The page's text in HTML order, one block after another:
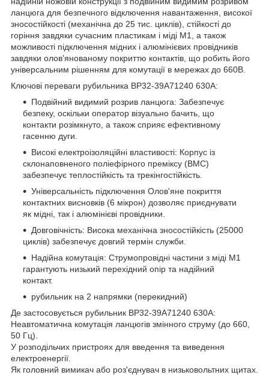
ланцюга для безпечного відключення навантаження, високої
зносостійкості (механічна до 25 тис. циклів), стійкості до
горіння завдяки сучасним пластикам і міді М1, а також
можливості підключення мідних і алюмінієвих провідників
завдяки олов'янованому покриттю контактів, що робить його
універсальним рішенням для комутації в мережах до 660В.
Ключові переваги рубильника ВР32-39A71240 630А:
Подвійний видимий розрив ланцюга: Забезпечує
безпеку, оскільки оператор візуально бачить, що
контакти розімкнуто, а також сприяє ефективному
гасенню дуги.
Високі електроізоляційні властивості: Корпус із
склонаповненого поліефірного преміксу (ВМС)
забезпечує теплостійкість та трекінгостійкість.
Універсальність підключення Олов'яне покриття
контактних висновків (6 мікрон) дозволяє приєднувати
як мідні, так і алюмінієві провідники.
Довговічність: Висока механічна зносостійкість (25000
циклів) забезпечує довгий термін служби.
Надійна комутація: Струмопровідні частини з міді М1
гарантують низький перехідний опір та надійний
контакт.
рубильник на 2 напрямки (перекидний)
Де застосовується рубильник ВР32-39A71240 630А:
Неавтоматична комутація ланцюгів змінного струму (до 660,
50 Гц).
У розподільчих пристроях для введення та виведення
електроенергії.
Як головний вимикач або роз'єднувач в низьковольтних щитах.